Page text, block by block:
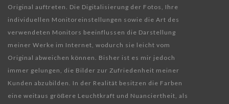
Original auftreten. Die Digitalisierung der Fotos, Ihre
individuellen Monitoreinstellungen sowie die Art des
verwendeten Monitors beeinflussen die Darstellung
meiner Werke im Internet, wodurch sie leicht vom
Original abweichen können. Bisher ist es mir jedoch
immer gelungen, die Bilder zur Zufriedenheit meiner
Kunden abzubilden. In der Realität besitzen die Farben
eine weitaus größere Leuchtkraft und Nuanciertheit, als